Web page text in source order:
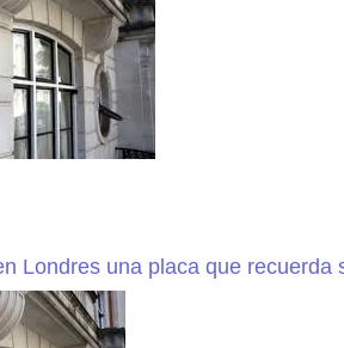
Londres una placa que recuerda